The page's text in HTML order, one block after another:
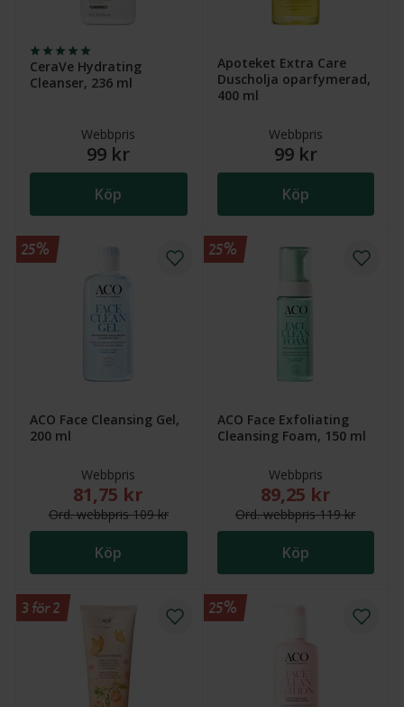
CeraVe Hydrating
Cleanser, 236 ml
Webbpris
99 kr
Köp
Apoteket Extra Care
Duscholja oparfymerad,
400 ml
Webbpris
99 kr
Köp
ACO Face Cleansing Gel,
200 ml
Webbpris
Nytt reducerat pris: 81,75 kr. Ordinarie webbpris
81,75 kr
Ord.webbpris109 kr
Köp
25%
ACO Face Exfoliating
Cleansing Foam, 150 ml
Webbpris
Nytt reducerat
89,25 kr
Ord.webbpris119 kr
Köp
25%
3 för 2 25%